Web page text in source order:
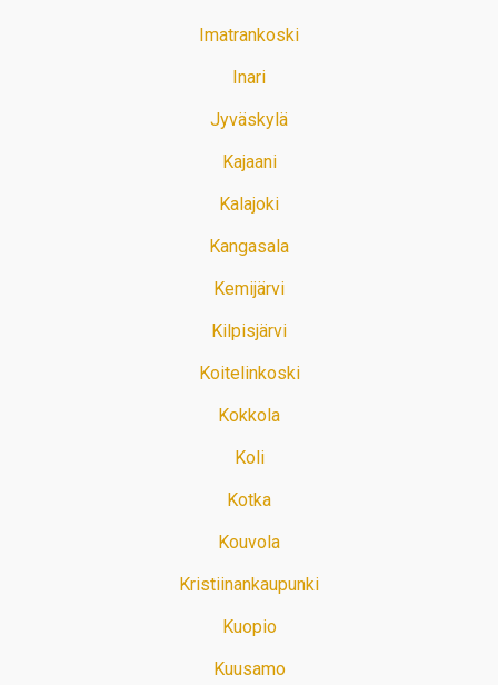
Imatrankoski
Inari
Jyväskylä
Kajaani
Kalajoki
Kangasala
Kemijärvi
Kilpisjärvi
Koitelinkoski
Kokkola
Koli
Kotka
Kouvola
Kristiinankaupunki
Kuopio
Kuusamo